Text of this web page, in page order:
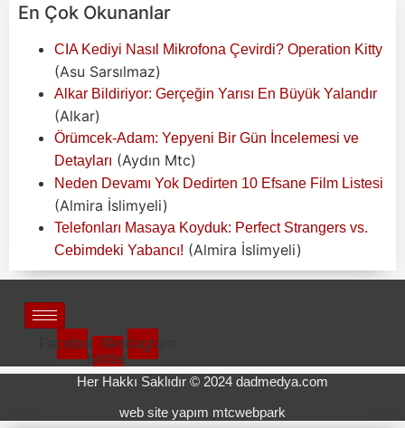
En Çok Okunanlar
CIA Kediyi Nasıl Mikrofona Çevirdi? Operation Kitty
(Asu Sarsılmaz)
Alkar Bildiriyor: Gerçeğin Yarısı En Büyük Yalandır
(Alkar)
Örümcek-Adam: Yepyeni Bir Gün İncelemesi ve
Detayları (Aydın Mtc)
Neden Devamı Yok Dedirten 10 Efsane Film Listesi
(Almira İslimyeli)
Telefonları Masaya Koyduk: Perfect Strangers vs.
Cebimdeki Yabancı! (Almira İslimyeli)
FacebookX-
twitter
Instagram
Her Hakkı Saklıdır © 2024 dadmedya.com
web site yapım mtcwebpark